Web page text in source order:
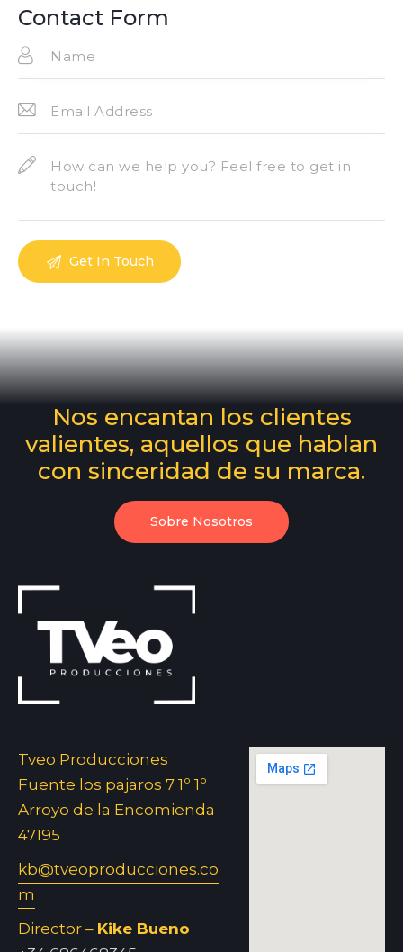
ho
ne
:
Contact Form
Nos encantan los clientes
valientes, aquellos que hablan
con sinceridad de su marca.
Sobre Nosotros
Tveo Producciones
Fuente los pajaros 7 1º 1º
Arroyo de la Encomienda
47195
kb@tveoproducciones.co
m
Director – Kike Bueno